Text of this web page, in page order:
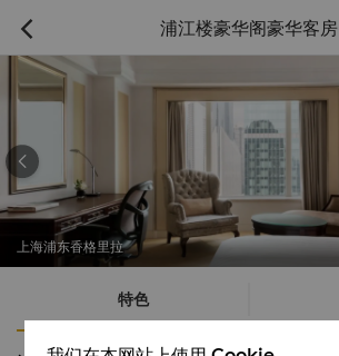
 浦江楼豪华阁豪华客房
上海浦东香格里拉

特色